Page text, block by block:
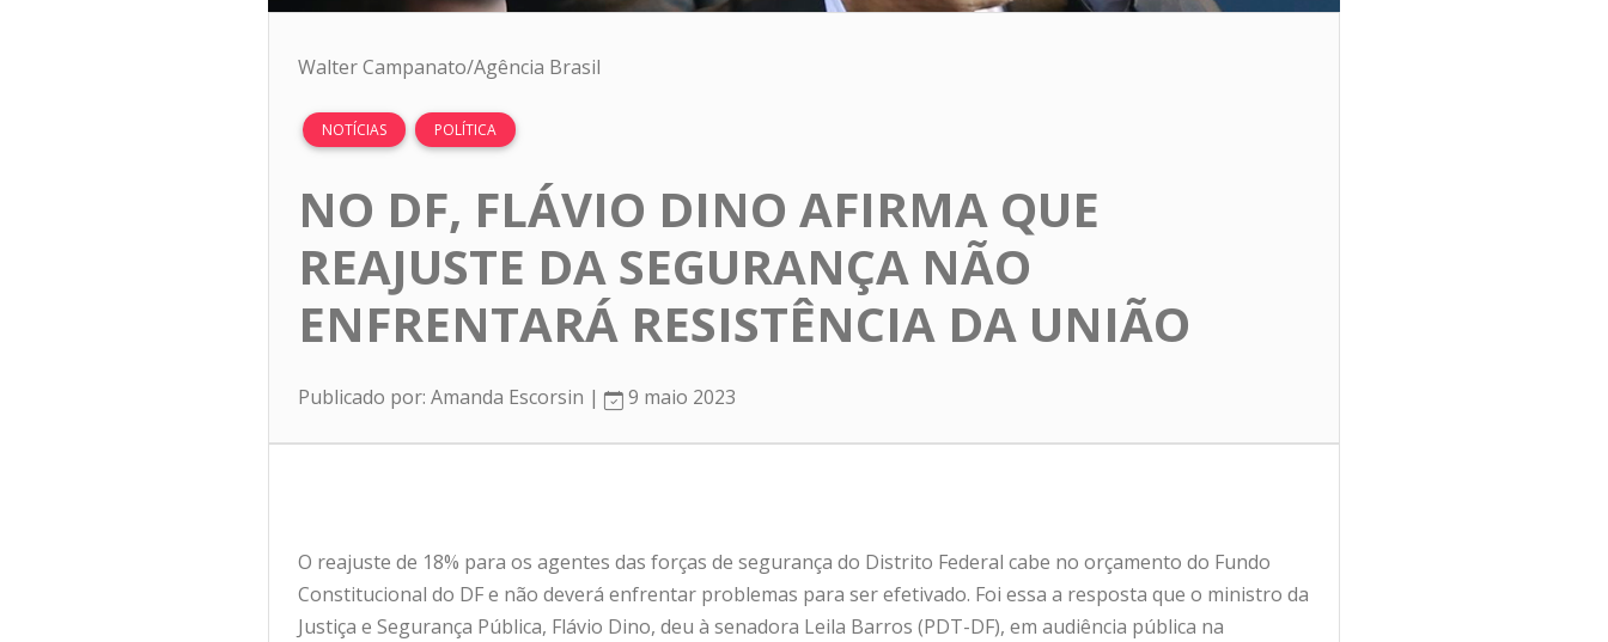
Walter Campanato/Agência Brasil
NOTÍCIAS POLÍTICA
NO DF, FLÁVIO DINO AFIRMA QUE
REAJUSTE DA SEGURANÇA NÃO
ENFRENTARÁ RESISTÊNCIA DA UNIÃO
Publicado por: Amanda Escorsin | 9 maio 2023
O reajuste de 18% para os agentes das forças de segurança do Distrito Federal cabe no orçamento do Fundo
Constitucional do DF e não deverá enfrentar problemas para ser efetivado. Foi essa a resposta que o ministro da
Justiça e Segurança Pública, Flávio Dino, deu à senadora Leila Barros (PDT-DF), em audiência pública na